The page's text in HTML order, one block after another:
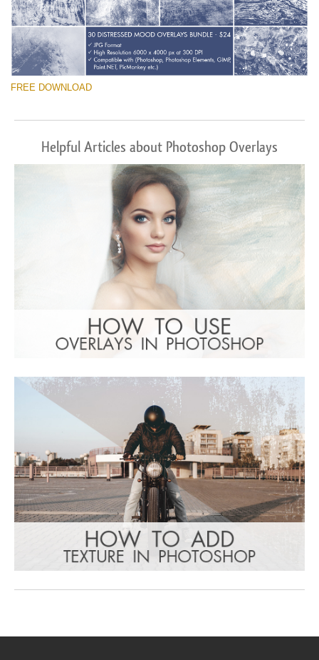
FREE DOWNLOAD
Helpful Articles about Photoshop Overlays